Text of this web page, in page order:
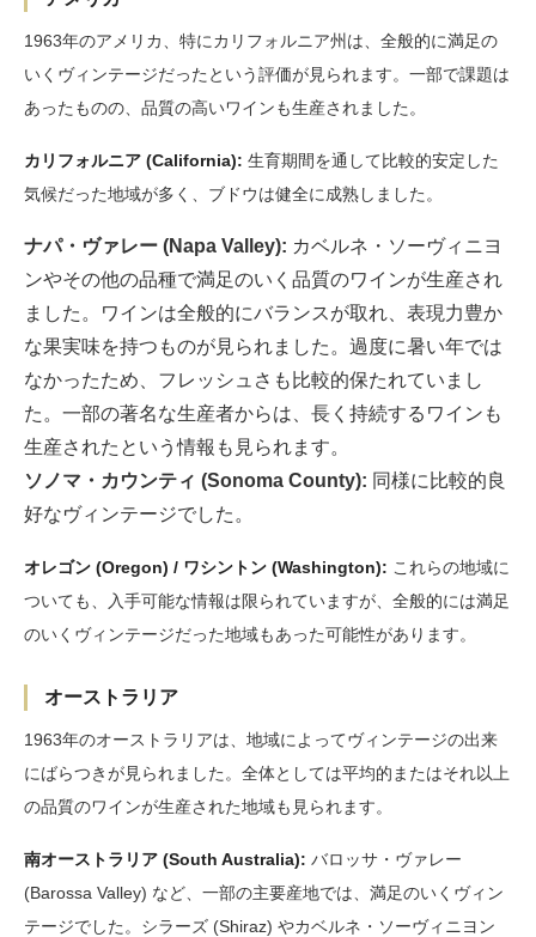
1963年のアメリカ、特にカリフォルニア州は、全般的に満足の
いくヴィンテージだったという評価が見られます。一部で課題は
あったものの、品質の高いワインも生産されました。
カリフォルニア (California): 生育期間を通して比較的安定した
気候だった地域が多く、ブドウは健全に成熟しました。
ナパ・ヴァレー (Napa Valley): カベルネ・ソーヴィニヨ
ンやその他の品種で満足のいく品質のワインが生産され
ました。ワインは全般的にバランスが取れ、表現力豊か
な果実味を持つものが見られました。過度に暑い年では
なかったため、フレッシュさも比較的保たれていまし
た。一部の著名な生産者からは、長く持続するワインも
生産されたという情報も見られます。
ソノマ・カウンティ (Sonoma County): 同様に比較的良
好なヴィンテージでした。
オレゴン (Oregon) / ワシントン (Washington): これらの地域に
ついても、入手可能な情報は限られていますが、全般的には満足
のいくヴィンテージだった地域もあった可能性があります。
オーストラリア
1963年のオーストラリアは、地域によってヴィンテージの出来
にばらつきが見られました。全体としては平均的またはそれ以上
の品質のワインが生産された地域も見られます。
南オーストラリア (South Australia): バロッサ・ヴァレー
(Barossa Valley) など、一部の主要産地では、満足のいくヴィン
テージでした。シラーズ (Shiraz) やカベルネ・ソーヴィニヨン